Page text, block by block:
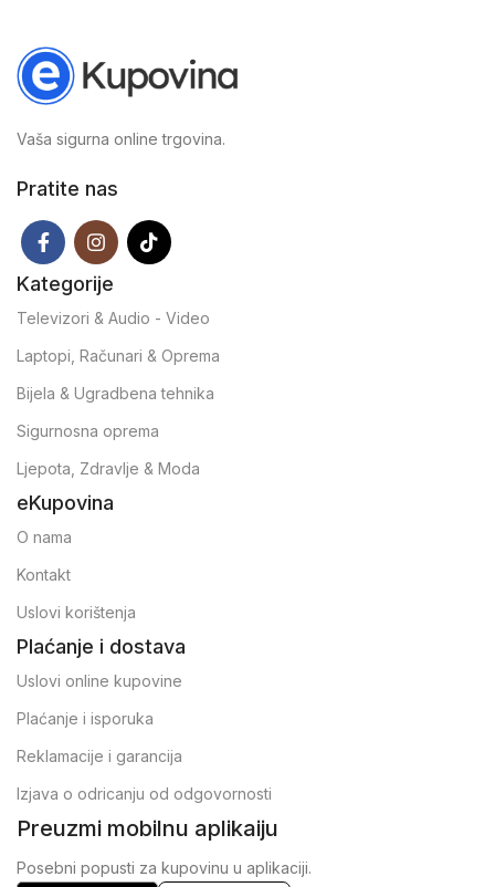
Vaša sigurna online trgovina.
Pratite nas
Kategorije
Televizori & Audio - Video
Laptopi, Računari & Oprema
Bijela & Ugradbena tehnika
Sigurnosna oprema
Ljepota, Zdravlje & Moda
eKupovina
O nama
Kontakt
Uslovi korištenja
Plaćanje i dostava
Uslovi online kupovine
Plaćanje i isporuka
Reklamacije i garancija
Izjava o odricanju od odgovornosti
Preuzmi mobilnu aplikaiju
Posebni popusti za kupovinu u aplikaciji.